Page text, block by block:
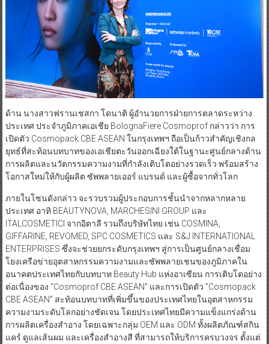
ด้าน นางสาวฟรานเชสกา โดนาติ ผู้อำนวยการฝ่ายการตลาดระหว่าง
ประเทศ ประจำภูมิภาคเอเชีย BolognaFiere Cosmoprof กล่าวว่า การ
เปิดตัว Cosmopack CBE ASEAN ในกรุงเทพฯ ถือเป็นก้าวสำคัญเชิงกล
ยุทธ์ที่สะท้อนบทบาทของเอเชียตะวันออกเฉียงใต้ในฐานะศูนย์กลางด้าน
การผลิตและนวัตกรรมความงามที่กำลังเติบโตอย่างรวดเร็ว พร้อมสร้าง
โอกาสใหม่ให้กับผู้ผลิต ซัพพลายเออร์ แบรนด์ และผู้ซื้อจากทั่วโลก
ภายในโซนดังกล่าว จะรวบรวมผู้ประกอบการชั้นนำจากหลากหลาย
ประเทศ อาทิ BEAUTYNOVA, MARCHESINI GROUP และ
ITALCOSMETICI จากอิตาลี รวมถึงบริษัทไทย เช่น COSMINA,
GIFFARINE, REVOMED, SPC COSMETICS และ S&J INTERNATIONAL
ENTERPRISES ซึ่งจะช่วยยกระดับกรุงเทพฯ สู่การเป็นศูนย์กลางเชื่อม
โยงเครือข่ายอุตสาหกรรมความงามและซัพพลายเชนของภูมิภาคใน
อนาคตประเทศไทยกับบทบาท Beauty Hub แห่งอาเซียน การเติบโตอย่าง
ต่อเนื่องของ “Cosmoprof CBE ASEAN” และการเปิดตัว “Cosmopack
CBE ASEAN” สะท้อนบทบาทที่เพิ่มขึ้นของประเทศไทยในอุตสาหกรรม
ความงามระดับโลกอย่างชัดเจน โดยประเทศไทยมีความแข็งแกร่งด้าน
การผลิตเครื่องสำอาง โดยเฉพาะกลุ่ม OEM และ ODM ทั้งผลิตภัณฑ์สกิน
แคร์ ดูแลเส้นผม และเครื่องสำอางสี ที่สามารถให้บริการครบวงจร ตั้งแต่